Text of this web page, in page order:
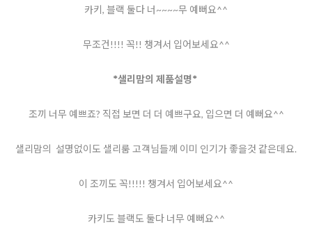
카키, 블랙 둘다 너~~~~무 예뻐요^^
무조건!!!! 꼭!! 챙겨서 입어보세요^^
*샐리맘의 제품설명*
조끼 너무 예쁘죠? 직접 보면 더 더 예쁘구요, 입으면 더 예뻐요^^
샐리맘의 설명없이도 샐리룸 고객님들께 이미 인기가 좋을것 같은데요.
이 조끼도 꼭!!!!! 챙겨서 입어보세요^^
카키도 블랙도 둘다 너무 예뻐요^^